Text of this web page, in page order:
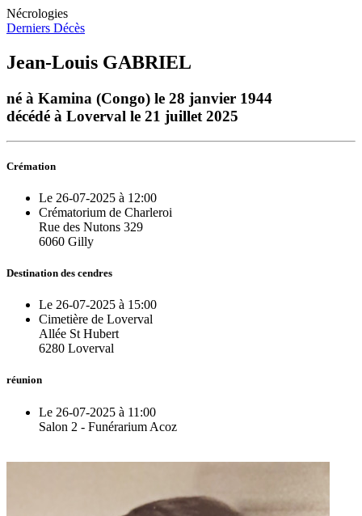
Nécrologies
Derniers Décès
Jean-Louis GABRIEL
né à Kamina (Congo) le 28 janvier 1944
décédé à Loverval le 21 juillet 2025
Crémation
Le 26-07-2025 à 12:00
Crématorium de Charleroi
Rue des Nutons 329
6060 Gilly
Destination des cendres
Le 26-07-2025 à 15:00
Cimetière de Loverval
Allée St Hubert
6280 Loverval
réunion
Le 26-07-2025 à 11:00
Salon 2 - Funérarium Acoz